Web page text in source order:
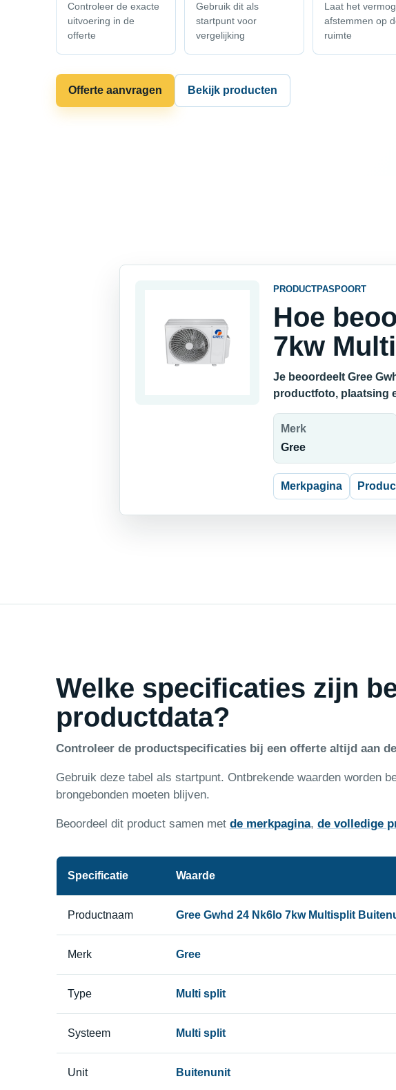
Controleer de exacte
uitvoering in de
offerte
Gebruik dit als
startpunt voor
vergelijking
Laat het
afstemmen op
ruimte
Offerte aanvragen Bekijk producten
PRODUCTPASPOORT
Hoe
7kw
Je beoordeelt Gree
productfoto, plaatsing
Merk
Gree
Merkpagina
Welke specificaties zijn
productdata?
Controleer de productspecificaties bij een offerte altijd aan
Gebruik deze tabel als startpunt. Ontbrekende waarden worden
brongebonden moeten blijven.
Beoordeel dit product samen met de merkpagina, de volledige
Specificatie Waarde
Productnaam Gree Gwhd 24 Nk6lo 7kw Multisplit
Merk Gree
Type Multi split
Systeem Multi split
Unit Buitenunit